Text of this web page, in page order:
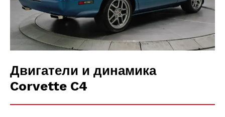
Двигатели и динамика
Corvette C4